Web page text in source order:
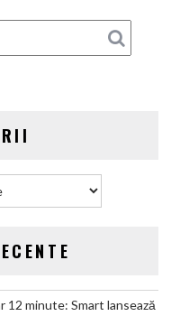
coupe-
urilor
să
12 minute: Smart lansează